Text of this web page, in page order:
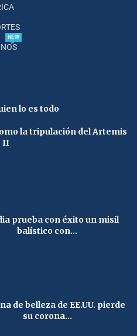
NEW
lo es todo
la tripulación del Artemis
II
prueba con éxito un misil
balístico con...
de belleza de EE.UU. pierde
su corona...